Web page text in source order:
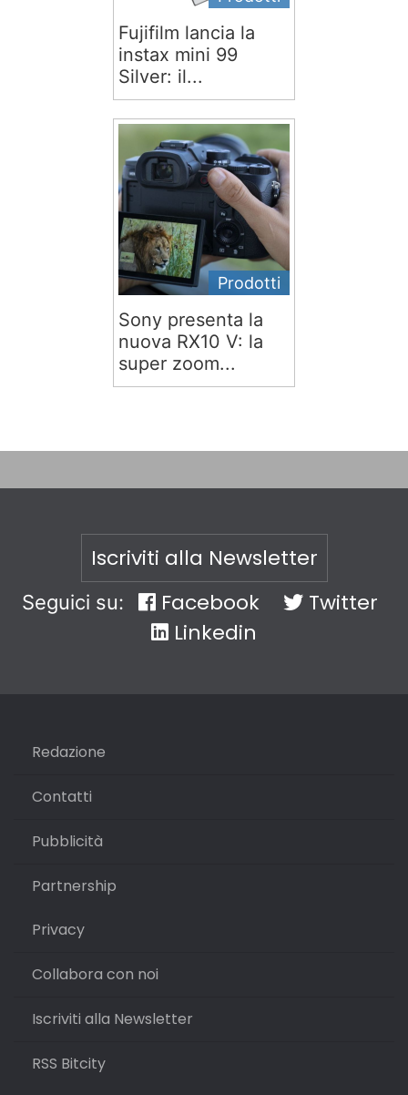
Fujifilm lancia la
instax mini 99
Silver: il...
Prodotti
Sony presenta la
nuova RX10 V: la
super zoom...
Iscriviti alla Newsletter
Seguici su: Facebook
Twitter
Linkedin
Redazione
Contatti
Pubblicità
Partnership
Privacy
Collabora con noi
Iscriviti alla Newsletter
RSS Bitcity